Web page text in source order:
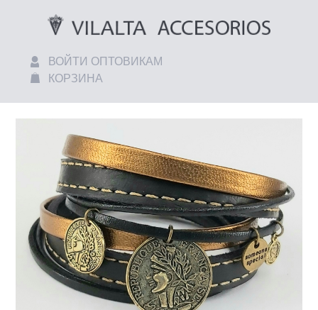
ВОЙТИ ОПТОВИКАМ
КОРЗИНА